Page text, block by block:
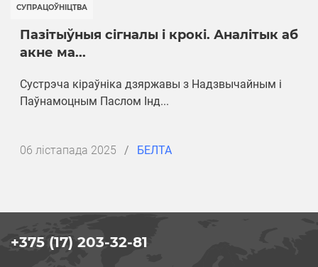
СУПРАЦОЎНІЦТВА
Пазітыўныя сігналы і крокі. Аналітык аб
акне ма...
Сустрэча кіраўніка дзяржавы з Надзвычайным і
Паўнамоцным Паслом Інд...
Дата
06 лістапада 2025 / БЕЛТА
+375 (17) 203-32-81